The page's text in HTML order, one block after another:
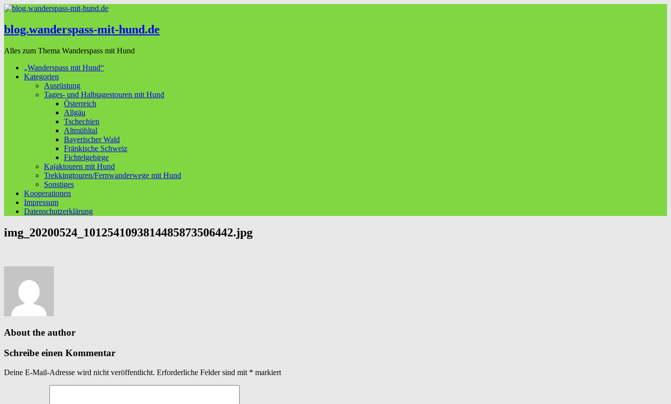
blog.wanderspass-mit-hund.de
Alles zum Thema Wanderspass mit Hund
„Wanderspass mit Hund“
Kategorien
Ausrüstung
Tages- und Halbtagestouren mit Hund
Österreich
Allgäu
Tschechien
Altmühltal
Bayerischer Wald
Fränkische Schweiz
Fichtelgebirge
Kajaktouren mit Hund
Trekkingtouren/Fernwanderwege mit Hund
Sonstiges
Kooperationen
Impressum
Datenschutzerklärung
img_20200524_1012541093814485873506442.jpg
About the author
Schreibe einen Kommentar
Deine E-Mail-Adresse wird nicht veröffentlicht. Erforderliche Felder sind mit * markiert